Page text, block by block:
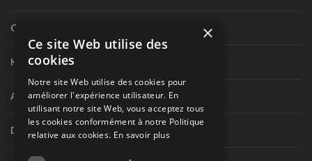
Circuit routier canadien
Karting
Autres séries nationales
Divers
×
Ce site Web utilise des
cookies
Notre site Web utilise des cookies pour
améliorer l'expérience utilisateur. En
utilisant notre site Web, vous acceptez tous
les cookies conformément à notre Politique
relative aux cookies. En savoir plus